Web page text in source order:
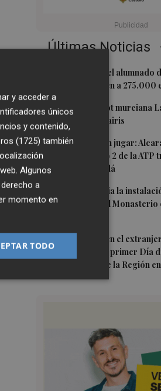
Últimas Noticias
Las becas para el alumnado
música ascienden a 275.000
2 La veterana pívot murciana
con el Hozono Jairis
3Buena noticia sin jugar:
ahora el número 2 de la
Zverev en Canadá
4
El PSPV denuncia la
de aluminio en el Monasterio
5 Los murcianos en el
identidad con el primer Día
Comunidades de la Región
y acceder a
únicos
y contenido,
(1725) también
Algunos
a
momento en
TODO